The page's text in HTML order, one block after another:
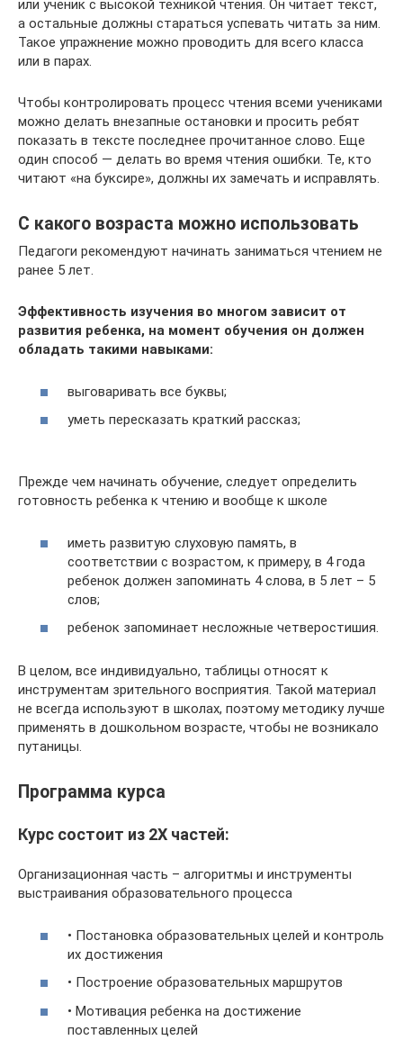
или ученик с высокой техникой чтения. Он читает текст,
а остальные должны стараться успевать читать за ним.
Такое упражнение можно проводить для всего класса
или в парах.
Чтобы контролировать процесс чтения всеми учениками
можно делать внезапные остановки и просить ребят
показать в тексте последнее прочитанное слово. Еще
один способ — делать во время чтения ошибки. Те, кто
читают «на буксире», должны их замечать и исправлять.
С какого возраста можно использовать
Педагоги рекомендуют начинать заниматься чтением не
ранее 5 лет.
Эффективность изучения во многом зависит от
развития ребенка, на момент обучения он должен
обладать такими навыками:
выговаривать все буквы;
уметь пересказать краткий рассказ;
Прежде чем начинать обучение, следует определить
готовность ребенка к чтению и вообще к школе
иметь развитую слуховую память, в
соответствии с возрастом, к примеру, в 4 года
ребенок должен запоминать 4 слова, в 5 лет – 5
слов;
ребенок запоминает несложные четверостишия.
В целом, все индивидуально, таблицы относят к
инструментам зрительного восприятия. Такой материал
не всегда используют в школах, поэтому методику лучше
применять в дошкольном возрасте, чтобы не возникало
путаницы.
Программа курса
Курс состоит из 2Х частей:
Организационная часть – алгоритмы и инструменты
выстраивания образовательного процесса
• Постановка образовательных целей и контроль
их достижения
• Построение образовательных маршрутов
• Мотивация ребенка на достижение
поставленных целей